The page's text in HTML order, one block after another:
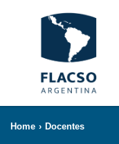
Home › Docentes